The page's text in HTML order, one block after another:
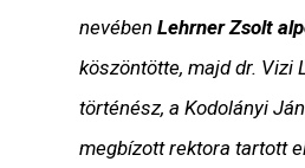
nevébenLehrner Zsolt
köszöntötte, majd dr. Vizi
történész, a Kodolányi
megbízott rektora tartott